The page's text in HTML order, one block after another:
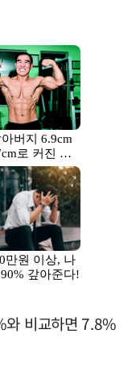
비교하면 7.8%